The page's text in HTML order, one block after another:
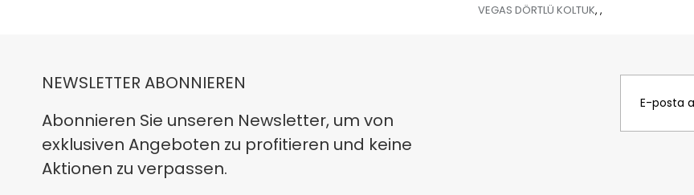
VEGAS DÖRTLÜ KOLTUK, ,
NEWSLETTER ABONNIEREN
Abonnieren Sie unseren Newsletter, um von
exklusiven Angeboten zu profitieren und keine
Aktionen zu verpassen.